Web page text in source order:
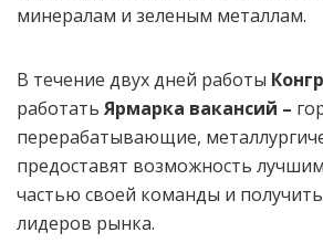
минералам и зеленым металлам.
В течение двух дней работы
работать Ярмарка вакансий –
перерабатывающие,
предоставят возможность
частью своей команды и
лидеров рынка.